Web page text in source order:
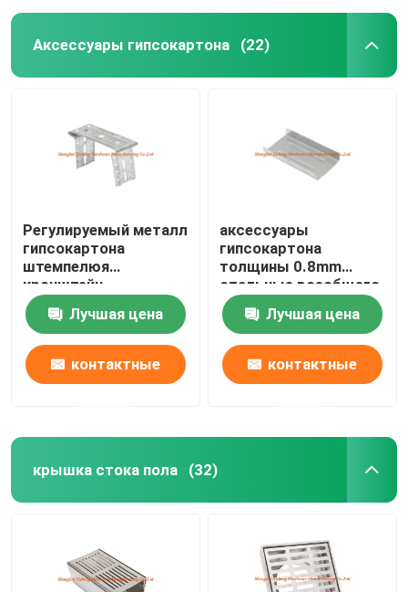
Аксессуары гипсокартона (22)
Регулируемый металл
гипсокартона
штемпелюя
кронштейн
гальванизированный
частями стальной
Лучшая цена
контактные
аксессуары
гипсокартона
толщины 0.8mm
стальные всеобщего
прямого совместного
соединителя профиля
Лучшая цена
контактные
крышка стока пола (32)